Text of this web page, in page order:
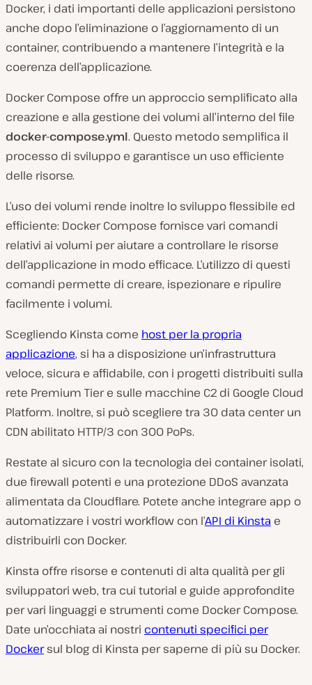
Docker, i dati importanti delle applicazioni persistono
anche dopo l’eliminazione o l’aggiornamento di un
container, contribuendo a mantenere l’integrità e la
coerenza dell’applicazione.
Docker Compose offre un approccio semplificato alla
creazione e alla gestione dei volumi all’interno del file
docker-compose.yml. Questo metodo semplifica il
processo di sviluppo e garantisce un uso efficiente
delle risorse.
L’uso dei volumi rende inoltre lo sviluppo flessibile ed
efficiente: Docker Compose fornisce vari comandi
relativi ai volumi per aiutare a controllare le risorse
dell’applicazione in modo efficace. L’utilizzo di questi
comandi permette di creare, ispezionare e ripulire
facilmente i volumi.
Scegliendo Kinsta come host per la propria
applicazione, si ha a disposizione un’infrastruttura
veloce, sicura e affidabile, con i progetti distribuiti sulla
rete Premium Tier e sulle macchine C2 di Google Cloud
Platform. Inoltre, si può scegliere tra 30 data center un
CDN abilitato HTTP/3 con 300 PoPs.
Restate al sicuro con la tecnologia dei container isolati,
due firewall potenti e una protezione DDoS avanzata
alimentata da Cloudflare. Potete anche integrare app o
automatizzare i vostri workflow con l’API di Kinsta e
distribuirli con Docker.
Kinsta offre risorse e contenuti di alta qualità per gli
sviluppatori web, tra cui tutorial e guide approfondite
per vari linguaggi e strumenti come Docker Compose.
Date un’occhiata ai nostri contenuti specifici per
Dockersul blog di Kinsta per saperne di più su Docker.